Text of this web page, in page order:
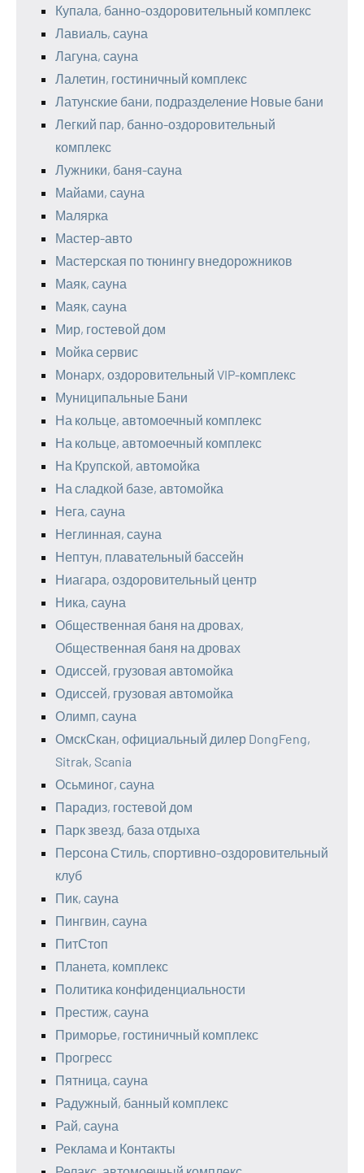
Купала, банно-оздоровительный комплекс
Лавиаль, сауна
Лагуна, сауна
Лалетин, гостиничный комплекс
Латунские бани, подразделение Новые бани
Легкий пар, банно-оздоровительный
комплекс
Лужники, баня-сауна
Майами, сауна
Малярка
Мастер-авто
Мастерская по тюнингу внедорожников
Маяк, сауна
Маяк, сауна
Мир, гостевой дом
Мойка сервис
Монарх, оздоровительный VIP-комплекс
Муниципальные Бани
На кольце, автомоечный комплекс
На кольце, автомоечный комплекс
На Крупской, автомойка
На сладкой базе, автомойка
Нега, сауна
Неглинная, сауна
Нептун, плавательный бассейн
Ниагара, оздоровительный центр
Ника, сауна
Общественная баня на дровах,
Общественная баня на дровах
Одиссей, грузовая автомойка
Одиссей, грузовая автомойка
Олимп, сауна
ОмскСкан, официальный дилер DongFeng,
Sitrak, Scania
Осьминог, сауна
Парадиз, гостевой дом
Парк звезд, база отдыха
Персона Стиль, спортивно-оздоровительный
клуб
Пик, сауна
Пингвин, сауна
ПитСтоп
Планета, комплекс
Политика конфиденциальности
Престиж, сауна
Приморье, гостиничный комплекс
Прогресс
Пятница, сауна
Радужный, банный комплекс
Рай, сауна
Реклама и Контакты